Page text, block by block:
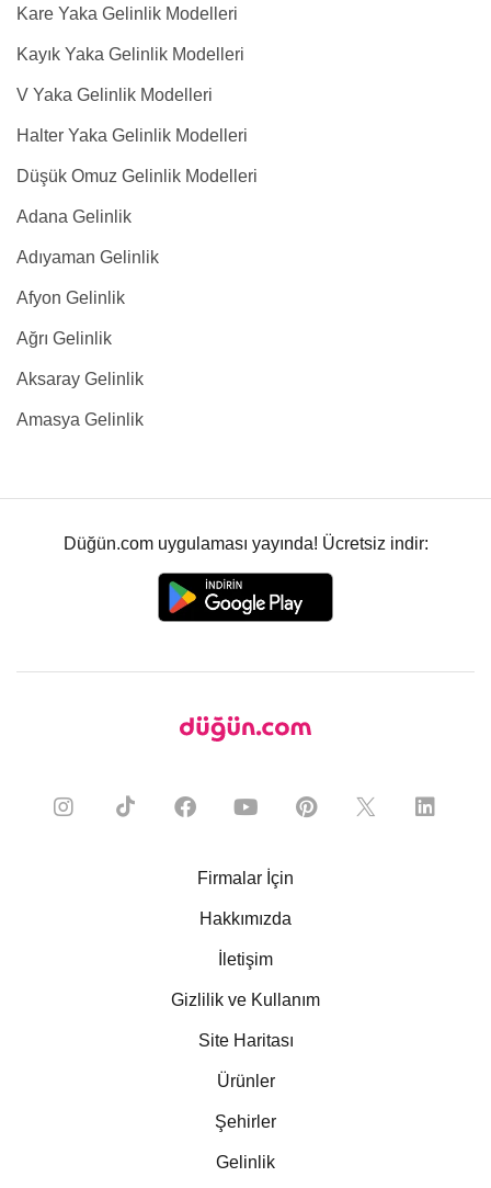
Kare Yaka Gelinlik Modelleri
Kayık Yaka Gelinlik Modelleri
V Yaka Gelinlik Modelleri
Halter Yaka Gelinlik Modelleri
Düşük Omuz Gelinlik Modelleri
Adana Gelinlik
Adıyaman Gelinlik
Afyon Gelinlik
Ağrı Gelinlik
Aksaray Gelinlik
Amasya Gelinlik
Düğün.com uygulaması yayında! Ücretsiz indir:
Firmalar İçin
Hakkımızda
İletişim
Gizlilik ve Kullanım
Site Haritası
Ürünler
Şehirler
Gelinlik